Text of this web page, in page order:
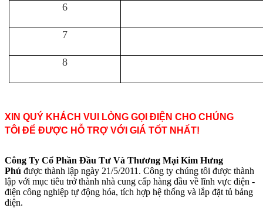
6
7
8
XIN QUÝ KHÁCH VUI LÒNG GỌI ĐIỆN CHO CHÚNG
TÔI ĐỂ ĐƯỢC HỖ TRỢ VỚI GIÁ TỐT NHẤT!
Công Ty Cổ Phần Đầu Tư Và Thương Mại Kim Hưng
Phú được thành lập ngày 21/5/2011. Công ty chúng tôi được thành
lập với mục tiêu trở thành nhà cung cấp hàng đầu về lĩnh vực điện -
điện công nghiệp tự động hóa, tích hợp hệ thống và lắp đặt tủ bảng
điện.